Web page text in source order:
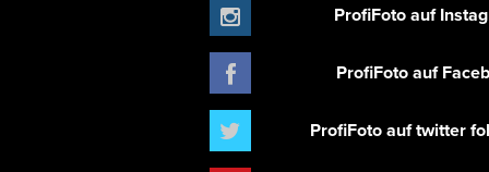
ProfiFoto auf
ProfiFoto auf
ProfiFoto auf twitter